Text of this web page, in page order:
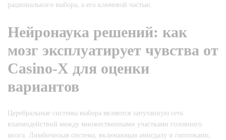
рационального выбора, а его ключевой частью.
Нейронаука решений: как
мозг эксплуатирует чувства от
Casino-X для оценки
вариантов
Церебральные системы выбора являются запутанную сеть
взаимодействий между множественными участками головного
мозга. Лимбическая система, включающая амигдалу и гиппокамп,